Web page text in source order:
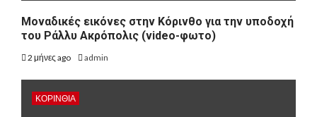
Μοναδικές εικόνες στην Κόρινθο για την υποδοχή
του Ράλλυ Ακρόπολις (video-φωτο)
2 μήνες ago admin
ΚΟΡΙΝΘΊΑ